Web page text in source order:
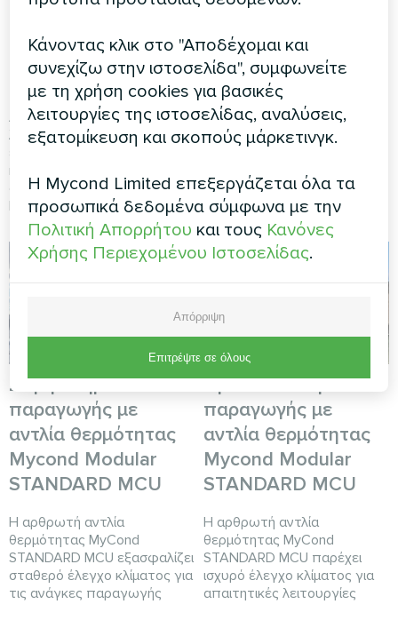
Θερμότητας Mycond
Modular
Αξιόπιστη και κλιμακούμενη
λύση κλίματος για ένα
εμπορικό κέντρο με υψηλή
κίνηση χρησιμοποιώντας
αντλία θερμότητας Mycond
Modular.
Modular
Ενεργειακά αποδοτικός
έλεγχος κλίματος για ένα
σύγχρονο εμπορικό κέντρο
χρησιμοποιώντας αντλία
Συγκρότημα
παραγωγής με
αντλία θερμότητας
Mycond Modular
STANDARD MCU
Η αρθρωτή αντλία
θερμότητας MyCond
STANDARD MCU εξασφαλίζει
σταθερό έλεγχο κλίματος για
τις ανάγκες παραγωγής
Εγκατάσταση
παραγωγής με
αντλία θερμότητας
Mycond Modular
STANDARD MCU
Η αρθρωτή αντλία
θερμότητας MyCond
STANDARD MCU παρέχει
ισχυρό έλεγχο κλίματος για
απαιτητικές λειτουργίες
Κάνοντας κλικ στο "Αποδέχομαι και
συνεχίζω στην ιστοσελίδα", συμφωνείτε
με τη χρήση cookies για βασικές
λειτουργίες της ιστοσελίδας, αναλύσεις,
εξατομίκευση και σκοπούς μάρκετινγκ.
Η Mycond Limited επεξεργάζεται όλα τα
προσωπικά δεδομένα σύμφωνα με την
Πολιτική Απορρήτου και τους Κανόνες
Χρήσης Περιεχομένου Ιστοσελίδας.
Απόρριψη
Επιτρέψτε σε όλους